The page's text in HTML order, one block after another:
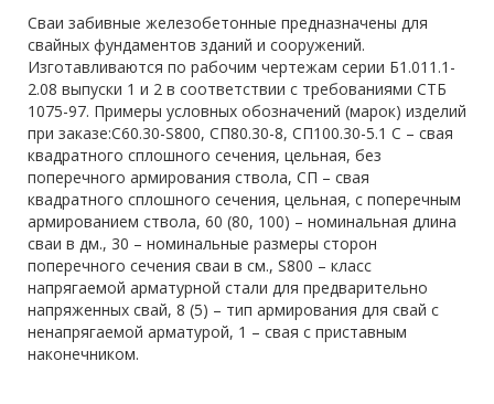
Сваи забивные железобетонные предназначены для
свайных фундаментов зданий и сооружений.
Изготавливаются по рабочим чертежам серии Б1.011.1-
2.08 выпуски 1 и 2 в соответствии с требованиями СТБ
1075-97. Примеры условных обозначений (марок) изделий
при заказе:С60.30-S800, СП80.30-8, СП100.30-5.1 С – свая
квадратного сплошного сечения, цельная, без
поперечного армирования ствола, СП – свая
квадратного сплошного сечения, цельная, с поперечным
армированием ствола, 60 (80, 100) – номинальная длина
сваи в дм., 30 – номинальные размеры сторон
поперечного сечения сваи в см., S800 – класс
напрягаемой арматурной стали для предварительно
напряженных свай, 8 (5) – тип армирования для свай с
ненапрягаемой арматурой, 1 – свая с приставным
наконечником.